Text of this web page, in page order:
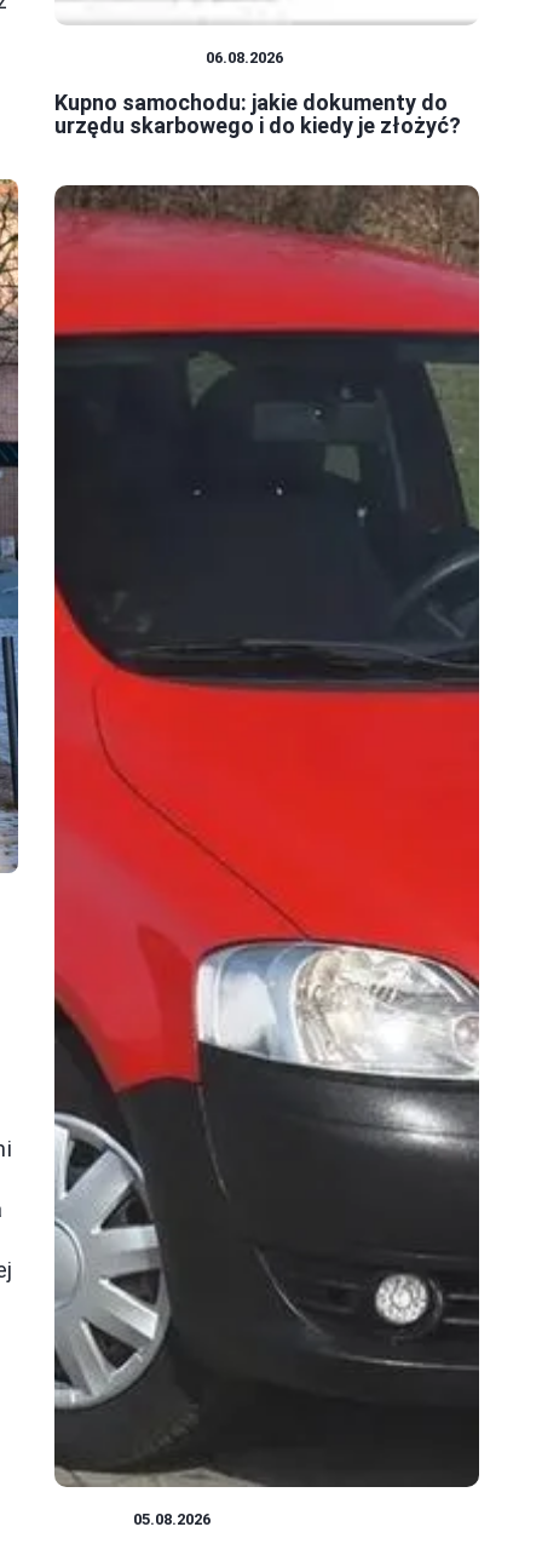
06.08.2026
Kupno samochodu: jakie dokumenty do
urzędu skarbowego i do kiedy je złożyć?
05.08.2026